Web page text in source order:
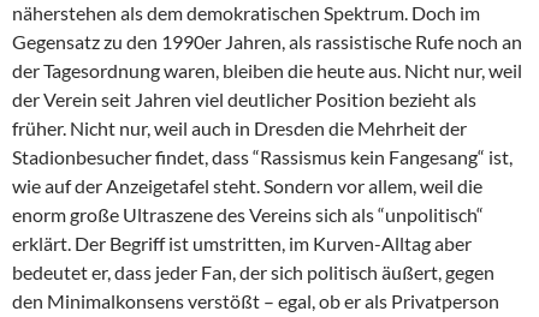
näherstehen als dem demokratischen Spektrum. Doch im
Gegensatz zu den 1990er Jahren, als rassistische Rufe noch an
der Tagesordnung waren, bleiben die heute aus. Nicht nur, weil
der Verein seit Jahren viel deutlicher Position bezieht als
früher. Nicht nur, weil auch in Dresden die Mehrheit der
Stadionbesucher findet, dass “Rassismus kein Fangesang“ ist,
wie auf der Anzeigetafel steht. Sondern vor allem, weil die
enorm große Ultraszene des Vereins sich als “unpolitisch“
erklärt. Der Begriff ist umstritten, im Kurven-Alltag aber
bedeutet er, dass jeder Fan, der sich politisch äußert, gegen
den Minimalkonsens verstößt – egal, ob er als Privatperson